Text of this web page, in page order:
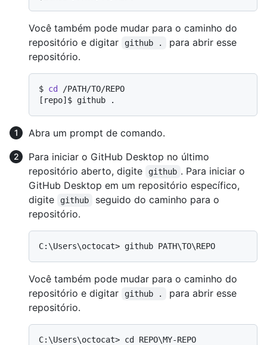
Você também pode mudar para o caminho do
repositório e digitar
github .
para abrir esse
repositório.
$ cd
/PATH/TO/REPO
[repo]$ github .
Abra um prompt de comando.
Para iniciar o GitHub Desktop no último
repositório aberto, digite
github . Para iniciar o
GitHub Desktop em um repositório específico,
digite
github
seguido do caminho para o
repositório.
Você também pode mudar para o caminho do
repositório e digitar
github .
para abrir esse
repositório.
C:\Users\octocat> cd REPO\MY-REPO